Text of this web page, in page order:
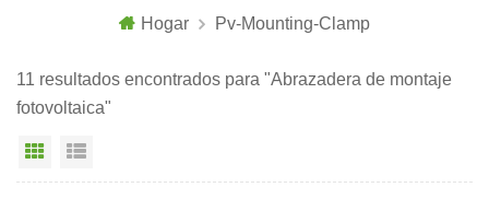
Hogar Pv-Mounting-Clamp
11 resultados encontrados para "Abrazadera de montaje
fotovoltaica"
Vista en cuadrícula